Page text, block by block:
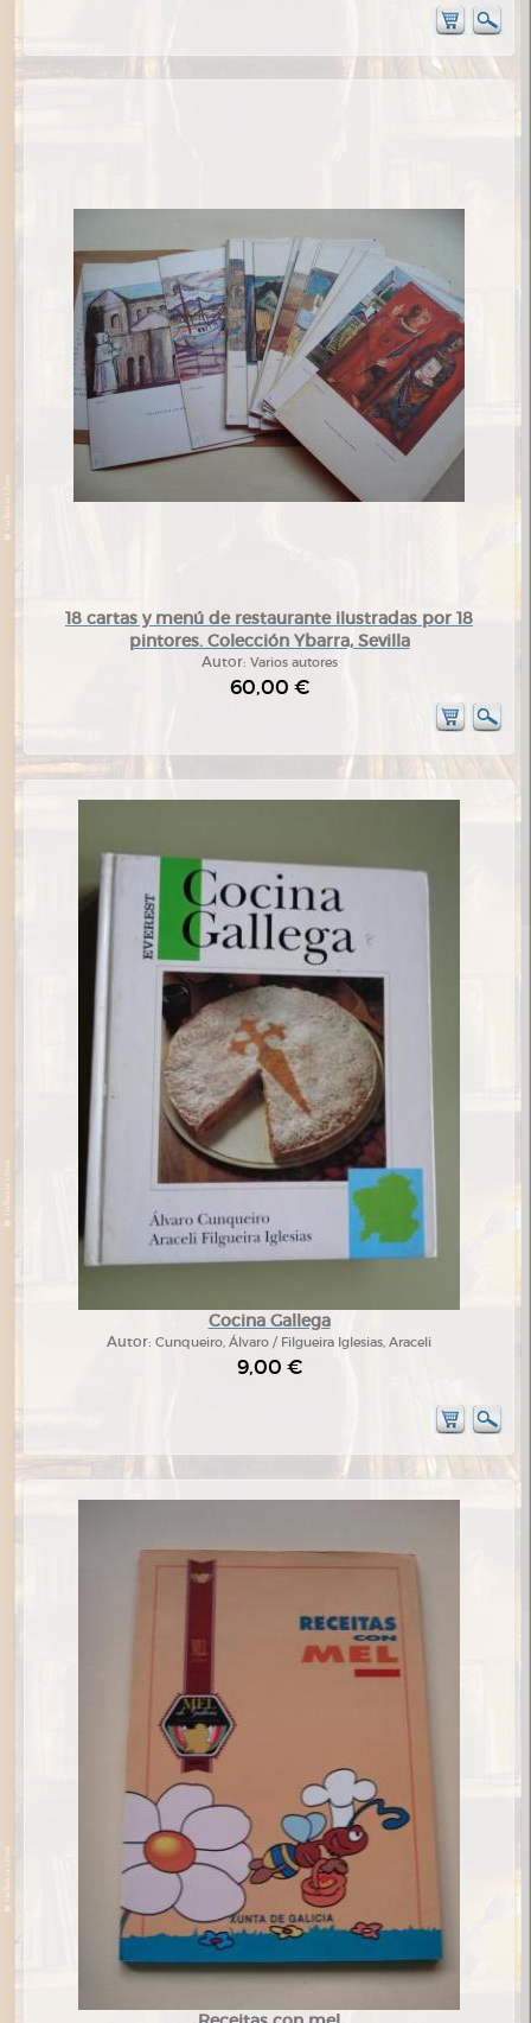
18 cartas y menú de restaurante ilustradas por 18
pintores. Colección Ybarra, Sevilla
Autor: Varios autores
60,00 €
Cocina Gallega
Autor: Cunqueiro, Álvaro / Filgueira Iglesias, Araceli
9,00 €